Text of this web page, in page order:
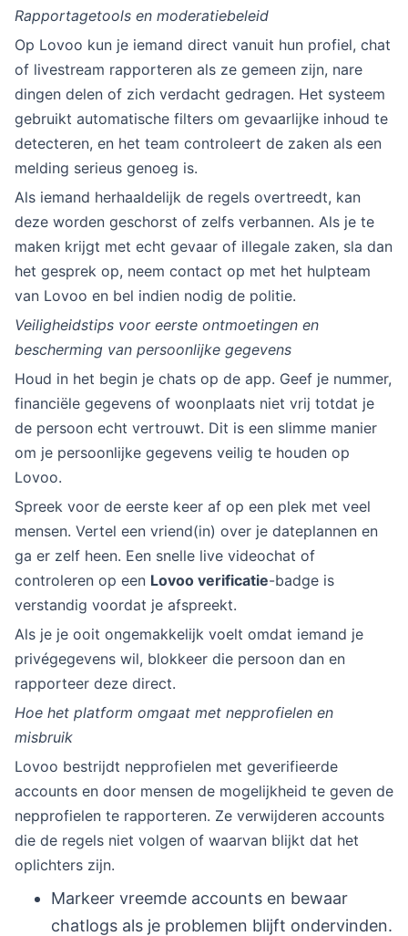
Rapportagetools en moderatiebeleid
Op Lovoo kun je iemand direct vanuit hun profiel, chat
of livestream rapporteren als ze gemeen zijn, nare
dingen delen of zich verdacht gedragen. Het systeem
gebruikt automatische filters om gevaarlijke inhoud te
detecteren, en het team controleert de zaken als een
melding serieus genoeg is.
Als iemand herhaaldelijk de regels overtreedt, kan
deze worden geschorst of zelfs verbannen. Als je te
maken krijgt met echt gevaar of illegale zaken, sla dan
het gesprek op, neem contact op met het hulpteam
van Lovoo en bel indien nodig de politie.
Veiligheidstips voor eerste ontmoetingen en
bescherming van persoonlijke gegevens
Houd in het begin je chats op de app. Geef je nummer,
financiële gegevens of woonplaats niet vrij totdat je
de persoon echt vertrouwt. Dit is een slimme manier
om je persoonlijke gegevens veilig te houden op
Lovoo.
Spreek voor de eerste keer af op een plek met veel
mensen. Vertel een vriend(in) over je dateplannen en
ga er zelf heen. Een snelle live videochat of
controleren op een Lovoo verificatie-badge is
verstandig voordat je afspreekt.
Als je je ooit ongemakkelijk voelt omdat iemand je
privégegevens wil, blokkeer die persoon dan en
rapporteer deze direct.
Hoe het platform omgaat met nepprofielen en
misbruik
Lovoo bestrijdt nepprofielen met geverifieerde
accounts en door mensen de mogelijkheid te geven de
nepprofielen te rapporteren. Ze verwijderen accounts
die de regels niet volgen of waarvan blijkt dat het
oplichters zijn.
Markeer vreemde accounts en bewaar
chatlogs als je problemen blijft ondervinden.